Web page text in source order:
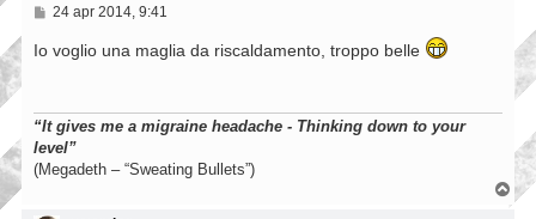
M
s
g
i
o
24 apr 2014, 9:41
Io voglio una maglia da riscaldamento, troppo belle
“It gives me a migraine headache - Thinking down to your
level”
(Megadeth – “Sweating Bullets”)
T
o